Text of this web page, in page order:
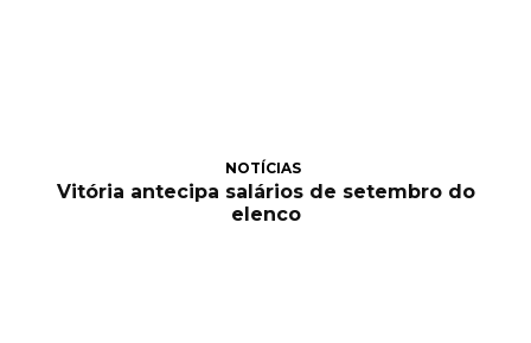
NOTÍCIAS
Vitória antecipa salários de setembro do
elenco